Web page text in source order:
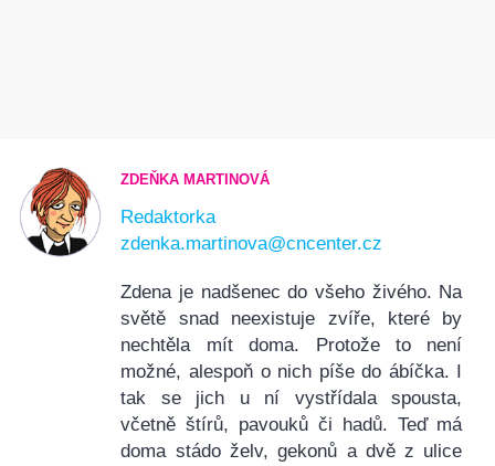
ZDEŇKA MARTINOVÁ
Redaktorka
zdenka.martinova@cncenter.cz
Zdena je nadšenec do všeho živého. Na
světě snad neexistuje zvíře, které by
nechtěla mít doma. Protože to není
možné, alespoň o nich píše do ábíčka. I
tak se jich u ní vystřídala spousta,
včetně štírů, pavouků či hadů. Teď má
doma stádo želv, gekonů a dvě z ulice